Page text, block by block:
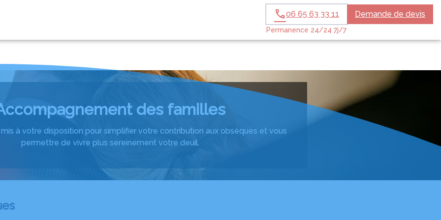
Permanence 24/24 7j/7
06 65 63 33 11 Demande de devis
FAMILLES
SERVICES FUNERAIRES
ANIMALIERS
ESPACES
des familles
à votre disposition pour simplifier votre contribution aux obsèques et vous
permettre de vivre plus sereinement votre deuil.